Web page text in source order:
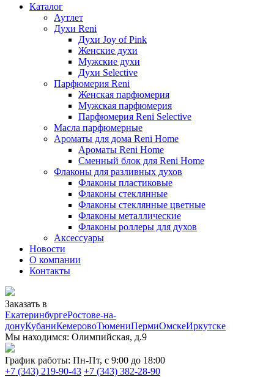
Каталог
Аутлет
Духи Reni
Духи Joy of Pink
Женские духи
Мужские духи
Духи Selective
Парфюмерия Reni
Женская парфюмерия
Мужская парфюмерия
Парфюмерия Reni Selective
Масла парфюмерные
Ароматы для дома Reni Home
Ароматы Reni Home
Сменный блок для Reni Home
Флаконы для разливных духов
Флаконы пластиковые
Флаконы стеклянные
Флаконы стеклянные цветные
Флаконы металлические
Флаконы роллеры для духов
Аксессуары
Новости
О компании
Контакты
Заказать в
ЕкатеринбургеРостове-на-
донуКубаниКемеровоТюмениПермиОмскеИркутске
Мы находимся: Олимпийская, д.9
График работы: Пн-Пт, с 9:00 до 18:00
+7 (343) 219-90-43 +7 (343) 382-28-90